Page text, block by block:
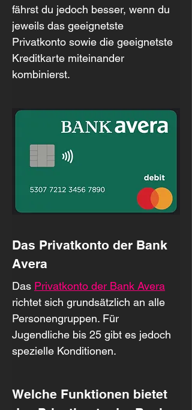
fährst du jedoch besser, wenn du
jeweils das geeignetste
Privatkonto sowie die geeignetste
Kreditkarte miteinander
kombinierst.
Das Privatkonto der Bank
Avera
Das Privatkonto der Bank Avera
richtet sich grundsätzlich an alle
Personengruppen. Für
Jugendliche bis 25 gibt es jedoch
spezielle Konditionen.
Welche Funktionen bietet